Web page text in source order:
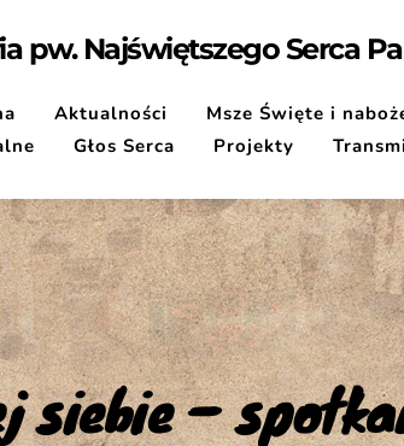
pw. Najświętszego Serca
Aktualności Msze Święte i
Głos Serca Projekty
siebie –